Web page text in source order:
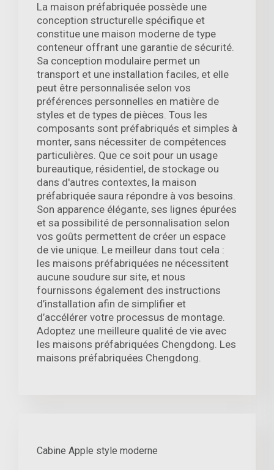
La maison préfabriquée possède une
conception structurelle spécifique et
constitue une maison moderne de type
conteneur offrant une garantie de sécurité.
Sa conception modulaire permet un
transport et une installation faciles, et elle
peut être personnalisée selon vos
préférences personnelles en matière de
styles et de types de pièces. Tous les
composants sont préfabriqués et simples à
monter, sans nécessiter de compétences
particulières. Que ce soit pour un usage
bureautique, résidentiel, de stockage ou
dans d'autres contextes, la maison
préfabriquée saura répondre à vos besoins.
Son apparence élégante, ses lignes épurées
et sa possibilité de personnalisation selon
vos goûts permettent de créer un espace
de vie unique. Le meilleur dans tout cela :
les maisons préfabriquées ne nécessitent
aucune soudure sur site, et nous
fournissons également des instructions
d’installation afin de simplifier et
d’accélérer votre processus de montage.
Adoptez une meilleure qualité de vie avec
les maisons préfabriquées Chengdong. Les
maisons préfabriquées Chengdong.
Cabine Apple style moderne